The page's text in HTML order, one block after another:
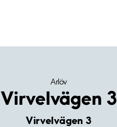
Arlöv
Virvelvägen 3
Virvelvägen 3